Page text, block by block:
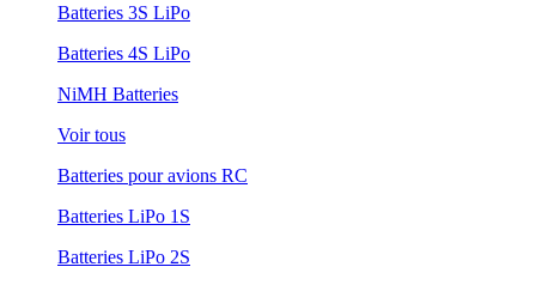
Batteries 3S LiPo
Batteries 4S LiPo
NiMH Batteries
Voir tous
Batteries pour avions RC
Batteries LiPo 1S
Batteries LiPo 2S